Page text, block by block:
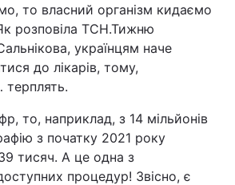
Війна
Політика
Наука
Лайт
то власний організм кидаємо
розповіла ТСН.Тижню
українцям наче
до лікарів, тому,
терплять.
то, наприклад, з 14 мільйонів
з початку 2021 року
тисяч. А це одна з
процедур! Звісно, є